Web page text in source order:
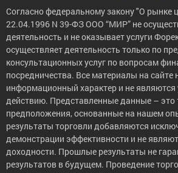
Согласно федеральному закону "О рынке
22.04.1996 N 39-ФЗ ООО “МИР” не
деятельность и не оказывает услуги
осуществляет деятельность только по
консультационных услуг по вопросам
посредничества. Все материалы на сайте
информационный характер и не являются
действию. Представленные данные – это
предположения, основанные на нашем
результаты торговли добавляются
демонстрации эффективности и не
доходности. Прошлые результаты не
результатов в будущем. Проведение